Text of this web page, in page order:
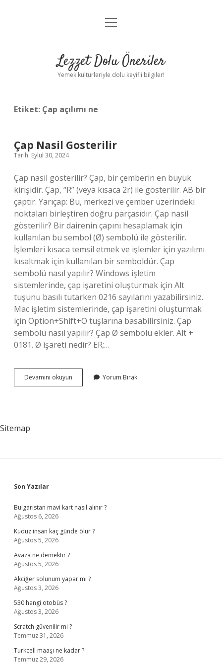
Anasayfa
Yasal Uyarı
menüyü
Lezzet Dolu Öneriler
Yemek kültürleriyle dolu keyifli bilgiler!
Etiket: Çap açılımı ne
Çap Nasil Gosterilir
Tarih: Eylül 30, 2024
Çap nasil gösterilir? Çap, bir çemberin en büyük
kirişidir. Çap, “R” (veya kısaca 2r) ile gösterilir. AB bir
çaptır. Yarıçap: Bu, merkezi ve çember üzerindeki
noktaları birleştiren doğru parçasıdır. Çap nasil
gösterilir? Bir dairenin çapını hesaplamak için
kullanılan bu sembol (Ø) sembolü ile gösterilir.
İşlemleri kısaca temsil etmek ve işlemler için yazılımı
kısaltmak için kullanılan bir semboldür. Çap
sembolü nasıl yapılır? Windows işletim
sistemlerinde, çap işaretini oluşturmak için Alt
tuşunu basılı tutarken 0216 sayılarını yazabilirsiniz.
Mac işletim sistemlerinde, çap işaretini oluşturmak
için Option+Shift+O tuşlarına basabilirsiniz. Çap
sembolü nasıl yapılır? Çap Ø sembolü ekler. Alt +
0181. Ø işareti nedir? ER;…
Devamını okuyun
Nasil
Yorum Bırak
Sitemap
Sidebar
Son Yazılar
Bulgaristan mavi kart nasıl alınır ?
Ağustos 6, 2026
Kuduz insan kaç günde ölür ?
Ağustos 5, 2026
Avaza ne demektir ?
Ağustos 5, 2026
Akciğer solunum yapar mı ?
Ağustos 3, 2026
530 hangi otobüs ?
Ağustos 3, 2026
Scratch güvenilir mi ?
Temmuz 31, 2026
Turkcell maaşı ne kadar ?
Temmuz 29, 2026